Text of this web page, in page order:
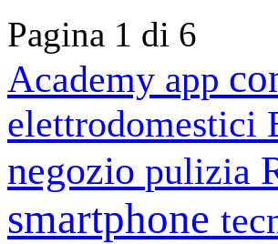
Pagina 1 di 6
Academy app
elettrodomestici
negozio pulizia
smartphone